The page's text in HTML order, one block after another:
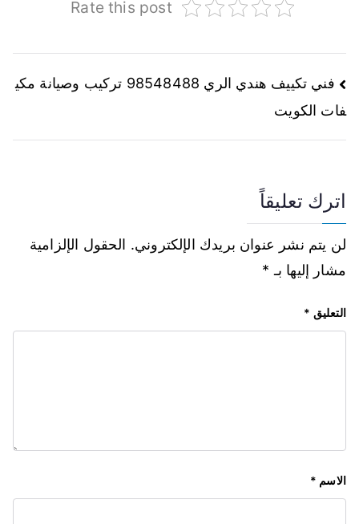
Rate this post
فني تكييف هندي الري 98548488 تركيب وصيانة مكي
فات الكويت
اترك تعليقاً
لن يتم نشر عنوان بريدك الإلكتروني. الحقول الإلزامية
مشار إليها بـ *
التعليق *
الاسم *